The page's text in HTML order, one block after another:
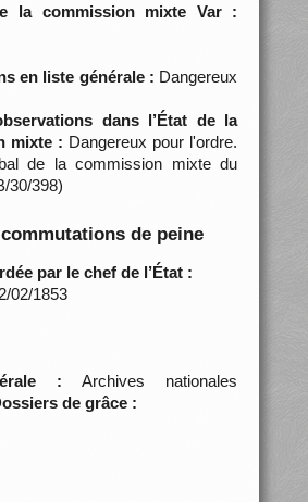
la commission mixte Var :
en liste générale : Dangereux
dans l’État de la
mixte : Dangereux pour l'ordre.
de la commission mixte du
30/398)
de peine
par le chef de l’État :
02/1853
: Archives nationales
de grâce :